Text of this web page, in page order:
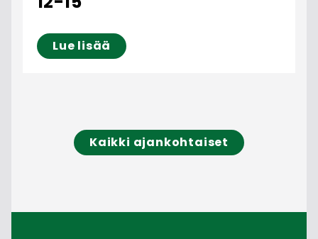
Lue lisää
Kaikki ajankohtaiset